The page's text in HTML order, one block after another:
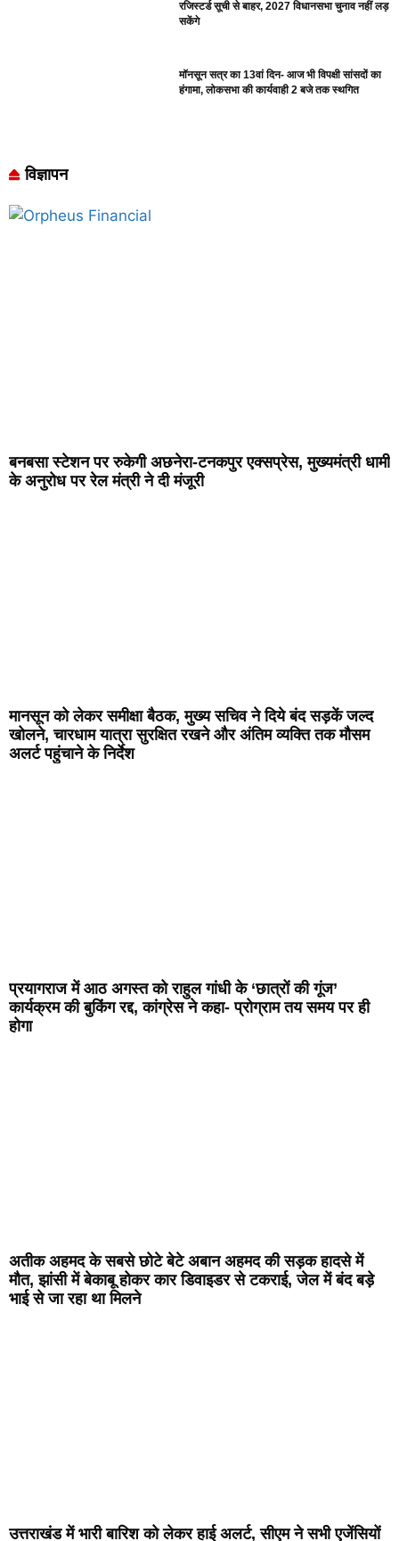
रजिस्टर्ड सूची से बाहर, 2027 विधानसभा चुनाव नहीं लड़
सकेंगे
मॉनसून सत्र का 13वां दिन- आज भी विपक्षी सांसदों का
हंगामा, लोकसभा की कार्यवाही 2 बजे तक स्थगित
विज्ञापन
बनबसा स्टेशन पर रुकेगी अछनेरा-टनकपुर एक्सप्रेस, मुख्यमंत्री धामी
के अनुरोध पर रेल मंत्री ने दी मंजूरी
मानसून को लेकर समीक्षा बैठक, मुख्य सचिव ने दिये बंद सड़कें जल्द
खोलने, चारधाम यात्रा सुरक्षित रखने और अंतिम व्यक्ति तक मौसम
अलर्ट पहुंचाने के निर्देश
प्रयागराज में आठ अगस्त को राहुल गांधी के ‘छात्रों की गूंज’
कार्यक्रम की बुकिंग रद्द, कांग्रेस ने कहा- प्रोग्राम तय समय पर ही
होगा
अतीक अहमद के सबसे छोटे बेटे अबान अहमद की सड़क हादसे में
मौत, झांसी में बेकाबू होकर कार डिवाइडर से टकराई, जेल में बंद बड़े
भाई से जा रहा था मिलने
उत्तराखंड में भारी बारिश को लेकर हाई अलर्ट, सीएम ने सभी एजेंसियों